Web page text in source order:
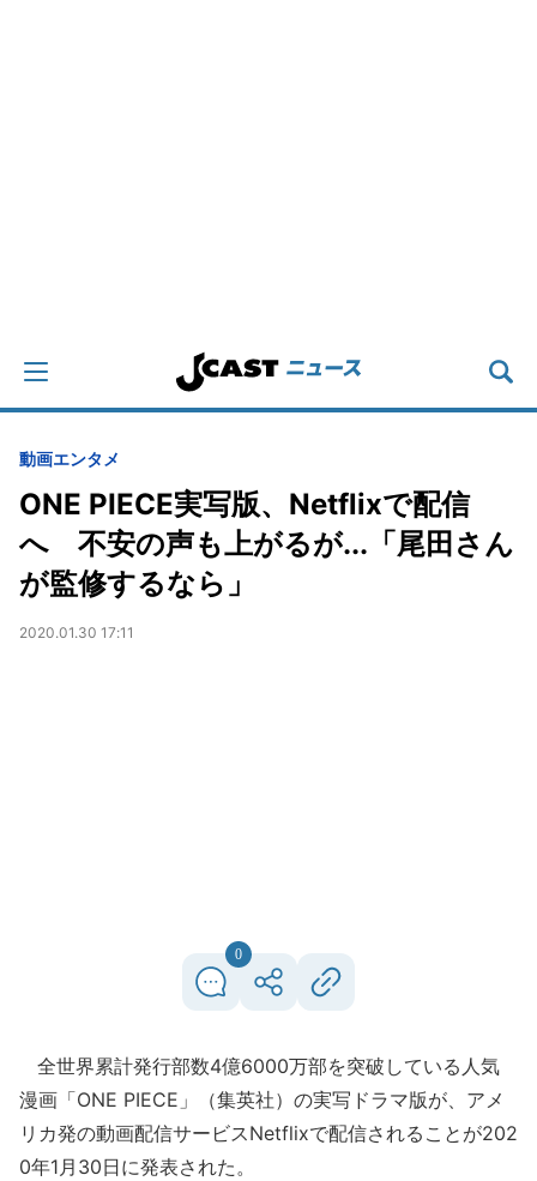
動画エンタメ
ONE PIECE実写版、Netflixで配信
へ 不安の声も上がるが...「尾田さん
が監修するなら」
2020.01.30 17:11
0
全世界累計発行部数4億6000万部を突破している人気
漫画「ONE PIECE」（集英社）の実写ドラマ版が、アメ
リカ発の動画配信サービスNetflixで配信されることが202
0年1月30日に発表された。